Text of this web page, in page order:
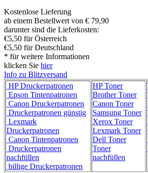
Kostenlose Lieferung
ab einem Bestellwert von € 79,90
darunter sind die Lieferkosten:
€5,50 für Österreich
€5,50 für Deutschland
* für weitere Informationen
klicken Sie hier
Info zu Blitzversand
HP Druckerpatronen
Epson Tintenpatronen
Canon Druckerpatronen
Druckerpatronen günstig
Lexmark
Druckerpatronen
Canon Tintenpatronen
Druckerpatronen
nachfüllen
billige Druckerpatronen
HP Toner
Brother Toner
Canon Toner
Samsung Toner
Xerox Toner
Lexmark Toner
Dell Toner
Toner
nachfüllen